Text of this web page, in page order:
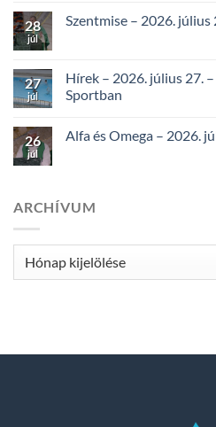
28
júl
Szentmise – 2026. július
27
júl
Hírek – 2026. július 27.
Sportban
26
júl
Alfa és Omega – 2026.
ARCHÍVUM
Archívum